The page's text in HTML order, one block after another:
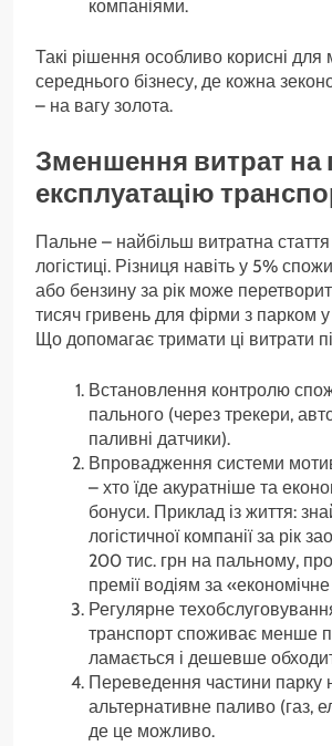
компаніями.
Такі рішення особливо корисні для
середнього бізнесу, де кожна
– на вагу золота.
Зменшення витрат на
експлуатацію
Пальне – найбільш витратна стаття
логістиці. Різниця навіть у 5%
або бензину за рік може
тисяч гривень для фірми з парком
Що допомагає тримати ці витрати
Встановлення контролю
пального (через трекери,
паливні датчики).
Впровадження системи
– хто їде акуратніше та
бонуси. Приклад із життя:
логістичної компанії за рік
200 тис. грн на пальному,
премії водіям за
Регулярне
транспорт споживає менше
ламається і дешевше
Переведення частини парку
альтернативне паливо (газ,
де це можливо.